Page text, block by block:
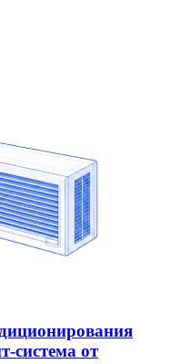
система от